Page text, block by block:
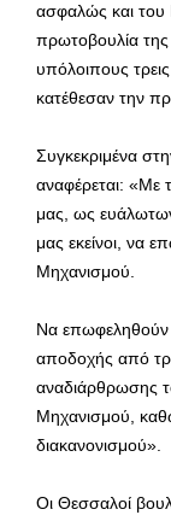
ασφαλώς και
πρωτοβουλία της
υπόλοιπους
κατέθεσαν την
Συγκεκριμένα
αναφέρεται:
μας, ως
μας εκείνοι, να
Μηχανισμού.
Να επωφεληθούν
αποδοχής από
αναδιάρθρωσης
Μηχανισμού,
διακανονισμού».
Οι Θεσσαλοί